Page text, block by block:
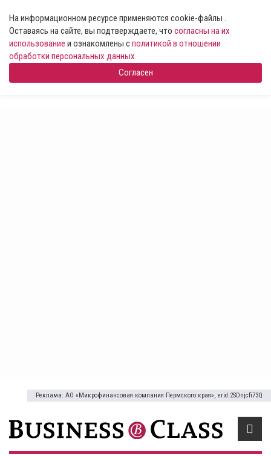
На информационном ресурсе применяются cookie-файлы .
Оставаясь на сайте, вы подтверждаете, что согласны на их
использование и ознакомлены сполитикой в отношении
обработки персональных данных
Согласен
Реклама: АО «Микрофинансовая компания Пермского края», erid:2SDnjcfi73Q